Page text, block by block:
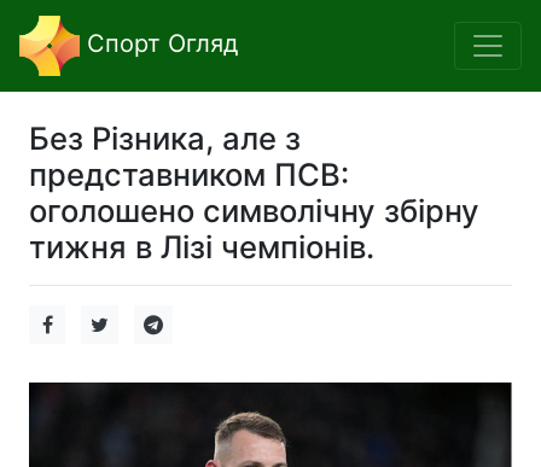
Спорт Огляд
Без Різника, але з
представником ПСВ:
оголошено символічну збірну
тижня в Лізі чемпіонів.